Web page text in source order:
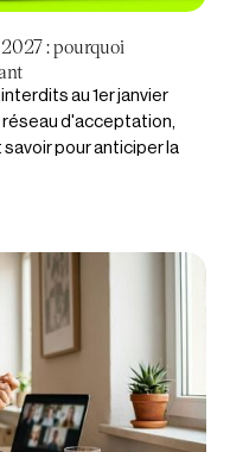
: pourquoi
au 1er janvier
d'acceptation,
pour anticiper la